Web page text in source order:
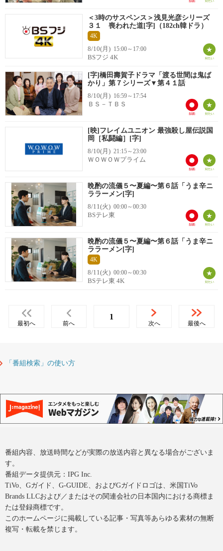
＜3時のサスペンス＞浅見光彦シリーズ
３１ 喪われた道[字]（182ch韓ドラ）
4K
8/10(月) 15:00～17:00
BSフジ 4K
[字]橋田壽賀子ドラマ「渡る世間は鬼ば
かり」第７シリーズ▼第４１話
8/10(月) 16:59～17:54
ＢＳ－ＴＢＳ
[映]フレイムユニオン 最強殺し屋伝説国
岡［私闘編］[字]
8/10(月) 21:15～23:00
ＷＯＷＯＷプライム
晩酌の流儀５〜夏編〜第６話「うま辛ニ
ララーメン[字]
8/11(火) 00:00～00:30
BSテレ東
晩酌の流儀５〜夏編〜第６話「うま辛ニ
ララーメン[字]
4K
8/11(火) 00:00～00:30
BSテレ東 4K
最初へ 前へ
1
次へ 最後へ
「番組検索」の使い方
番組内容、放送時間などが実際の放送内容と異なる場合がございま
す。
番組データ提供元：IPG Inc.
TiVo、Gガイド、G-GUIDE、およびGガイドロゴは、米国TiVo
Brands LLCおよび／またはその関連会社の日本国内における商標ま
たは登録商標です。
このホームページに掲載している記事・写真等あらゆる素材の無断
複写・転載を禁じます。